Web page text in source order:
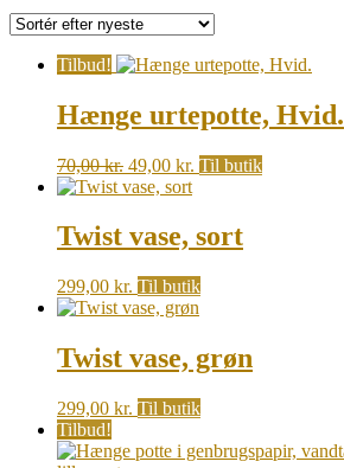
Tilbud!
Hænge urtepotte, Hvid.
70,00kr. Original
price
70,00 kr..
49,00 kr. Current
49,00 kr..
Til butik
Twist vase, sort
299,00 kr. Til butik
Twist vase, grøn
299,00 kr. Til butik
Tilbud!